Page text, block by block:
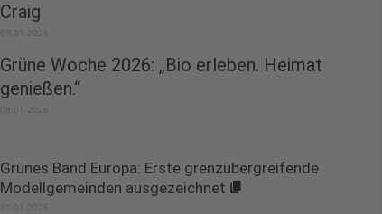
Craig
09.01.2026
Grüne Woche 2026: „Bio erleben. Heimat
genießen.“
08.01.2026
Grünes Band Europa: Erste grenzübergreifende
Modellgemeinden ausgezeichnet
11.01.2026